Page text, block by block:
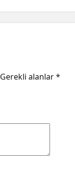
Gerekli alanlar*